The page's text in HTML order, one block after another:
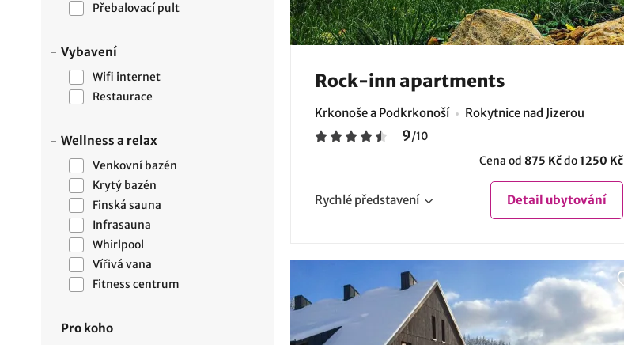
Přebalovací pult
Vybavení
Wifi internet
Restaurace
Wellness a relax
Venkovní bazén
Krytý bazén
Finská sauna
Infrasauna
Whirlpool
Vířivá vana
Fitness centrum
Pro koho
Rock-inn apartments
Krkonoše a Podkrkonoší Rokytnice nad Jizerou
9/10
Cena od 875 Kčdo1250 Kč
Rychlé představení Detail ubytování